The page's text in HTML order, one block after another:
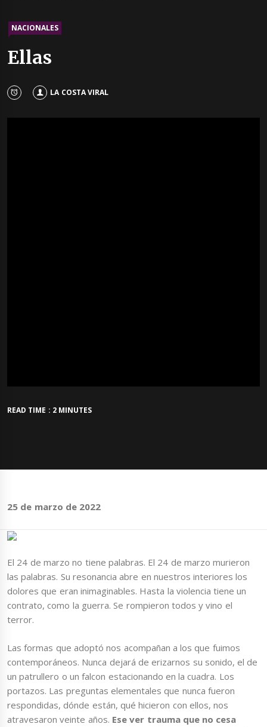
NACIONALES
Ellas
LA COSTA VIRAL
READ TIME : 2 MINUTES
25 de marzo de 2022
El 24 de marzo no tiene palabras. El 24 de marzo murieron
las palabras. Su resonancia abre en nuestros interiores los
dolores que eran inimaginables. Hasta la violencia tiene un
contrato, como la guerra. Se rompieron todos y vino el
terror.
Las formas que adoptó nos acompañan a los que fuimos
contemporáneos. Nunca dejará de erizarnos su sonido, el de
un patrullero o un falcon estacionando en la cuadra. Los
portazos. Las preguntas elementales que nunca fueron
respondidas, dónde están, qué hicieron con ellos, nos
atravesaron veinte años. Ese ver trauma que no cesa